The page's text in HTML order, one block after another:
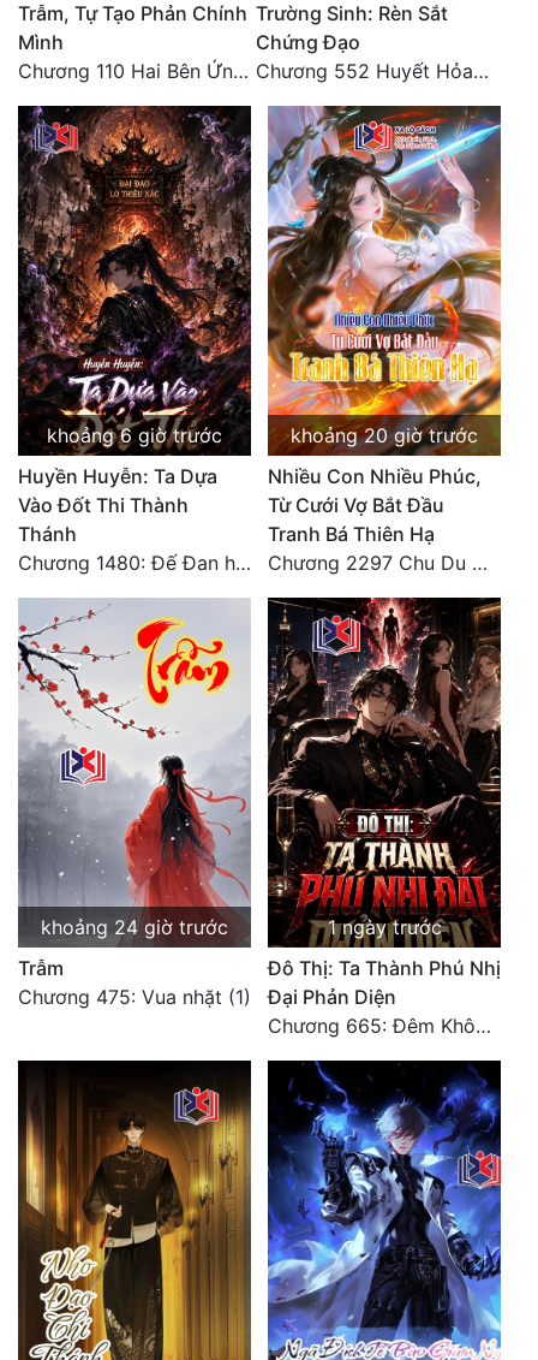
Trẫm, Tự Tạo Phản Chính
Mình
Chương 110 Hai Bên Ứng Phó
Trường Sinh: Rèn Sắt
Chứng Đạo
Chương 552 Huyết Hỏa Độn Hư, nhân quả chưa dứt
khoảng 6 giờ trước
Huyền Huyễn: Ta Dựa
Vào Đốt Thi Thành
Thánh
Chương 1480: Đế Đan hiện
khoảng 20 giờ trước
Nhiều Con Nhiều Phúc,
Từ Cưới Vợ Bắt Đầu
Tranh Bá Thiên Hạ
Chương 2297 Chu Du Du mang thai
khoảng 24 giờ trước
Trẫm
Chương 475: Vua nhặt (1)
1 ngày trước
Đô Thị: Ta Thành Phú Nhị
Đại Phản Diện
Chương 665: Đêm Không Dấu Vết